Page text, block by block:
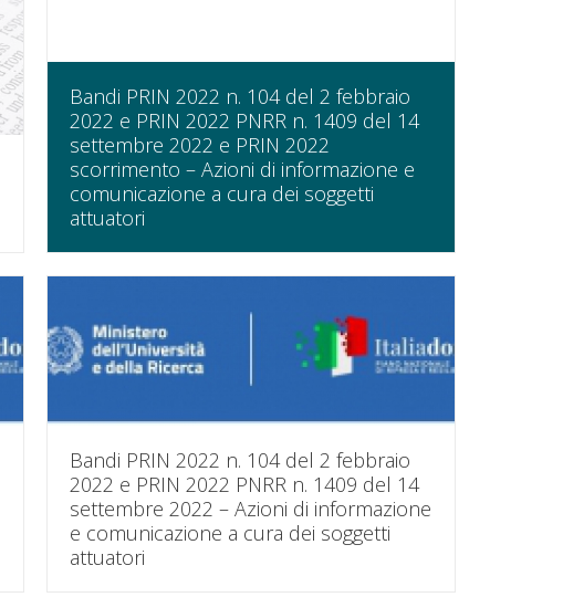
Bandi PRIN 2022 n. 104 del 2 febbraio
2022 e PRIN 2022 PNRR n. 1409 del 14
settembre 2022 e PRIN 2022
scorrimento – Azioni di informazione e
comunicazione a cura dei soggetti
attuatori
Bandi PRIN 2022 n. 104 del 2 febbraio
2022 e PRIN 2022 PNRR n. 1409 del 14
settembre 2022 – Azioni di informazione
e comunicazione a cura dei soggetti
attuatori